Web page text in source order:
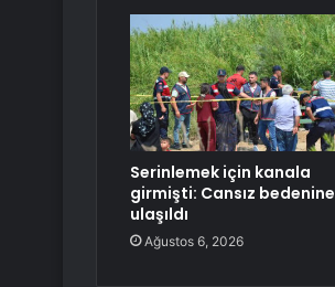
Serinlemek için kanala
girmişti: Cansız bedenine
ulaşıldı
Ağustos 6, 2026